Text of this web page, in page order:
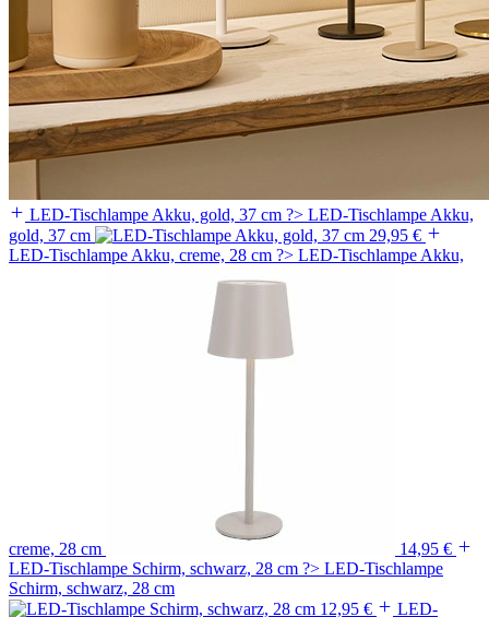
LED-Tischlampe Akku, gold, 37 cm ?> LED-Tischlampe Akku,
gold, 37 cm
29,95 €
LED-Tischlampe Akku, creme, 28 cm ?> LED-Tischlampe Akku,
creme, 28 cm
14,95 €
LED-Tischlampe Schirm, schwarz, 28 cm ?> LED-Tischlampe
Schirm, schwarz, 28 cm
12,95 €
LED-